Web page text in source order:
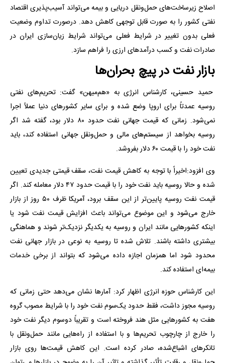
اصلاح زیرساخت‌های حمل‌ونقل دریایی و بیمه می‌تواند آسیب‌پذیری اقتصاد
نفتی کشور را به صورت قابل توجهی کاهش دهد. درصورت تداوم وضعیت
فعلی بدون تغییر در شرایط فعلی می‌تواند شرایط زیان‌سازی ایران در
صادرات نفت و کسب درآمدهای ارزی را فراهم سازد.
بازار نفت در پیچ بحران‌ها
حمید حسینی، کارشناس انرژی به «هم‌میهن» گفت: تحریم‌های نفتی
روسیه عمدتاً برای اروپا وضع شده و برای سایر کشورهای دنیا عملاً اجرا
نمی‌شود. زمانی که قیمت جهانی نفت حدود ۸۰ دلار بود، گفته شد اگر
روسیه بخواهد از سیستم‌های مالی و حمل‌ونقل جهانی استفاده کند، باید
نفت خود را با قیمت ۶۰ دلار بفروشد.
وی افزود:اخیراً با توجه به کاهش قیمت نفت، سقف قیمتی جدیدی تعیین
شده و حالا روسیه باید نفت خود را با قیمت حدود ۴۷ دلار معامله کند. اگر
قیمت نفت روسیه پایین‌تر از این سقف برود، آمریکا ظرف ۵۰ روز از بازار
خارج می‌شود و این موضوع می‌تواند باعث افزایش قیمت نفت شود یا
اینکه کشورهایی مانند ایران و روسیه به یکدیگر نزدیک‌تر شوند و هماهنگی
بیشتری داشته باشند. تلاش شده تا روسیه به نوعی در بازار جهانی نفت
محدود شود اما همزمان اجازه داده می‌شود که بتواند از برخی خدمات
بیمه‌ای استفاده کند.
این کارشناس حوزه انرژی اظهار کرد: آمارها نشان می‌دهد حتی زمانی که
روسیه مجوز داشت، فقط حدود یک‌سوم نفت خود را با شرایط مصوب گروه
هفت به کشورهایی مثل هند فروخته است و تقریباً دوسوم دیگر نفت خود
را خارج از چارچوب تحریم‌ها و با استفاده از راه‌هایی مانند حمل‌ونقل با
تانکرهای اشباع‌شده، صادر کرده است. این کاهش قیمت‌ها روی بازار